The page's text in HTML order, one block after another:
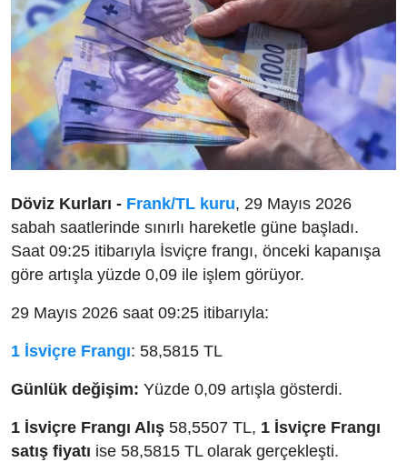
Döviz Kurları - Frank/TL kuru, 29 Mayıs 2026
sabah saatlerinde sınırlı hareketle güne başladı.
Saat 09:25 itibarıyla İsviçre frangı, önceki kapanışa
göre artışla yüzde 0,09 ile işlem görüyor.
29 Mayıs 2026 saat 09:25 itibarıyla:
1 İsviçre Frangı: 58,5815 TL
Günlük değişim: Yüzde 0,09 artışla gösterdi.
1 İsviçre Frangı Alış 58,5507 TL, 1 İsviçre Frangı
satış fiyatı ise 58,5815 TL olarak gerçekleşti.